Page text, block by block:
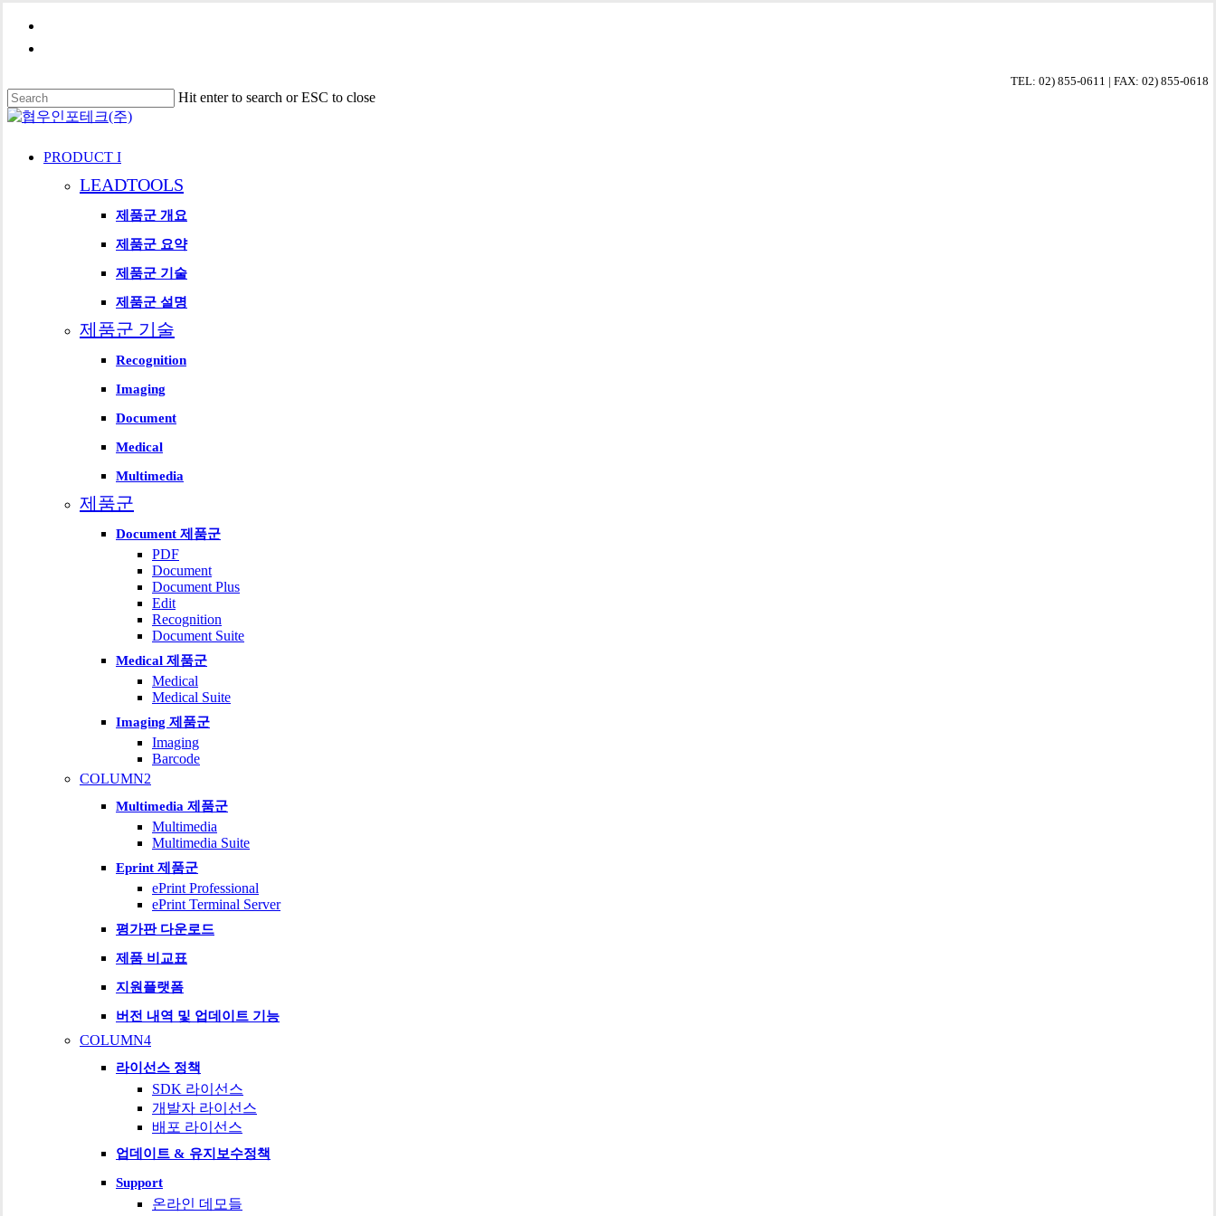
Skip
main
TEL: 02) 855-0611 | FAX: 02) 855-0618
Hit enter to search or ESC to close
Close
PRODUCT I
LEADTOOLS
제품군 개요
제품군 요약
제품군 기술
제품군 설명
제품군 기술
Recognition
Imaging
Document
Medical
Multimedia
제품군
Document 제품군
PDF
Document
Document Plus
Edit
Recognition
Document Suite
Medical 제품군
Medical
Medical Suite
Imaging 제품군
Imaging
Barcode
COLUMN2
Multimedia 제품군
Multimedia
Multimedia Suite
Eprint 제품군
ePrint Professional
ePrint Terminal Server
평가판 다운로드
제품 비교표
지원플랫폼
버전 내역 및 업데이트 기능
COLUMN4
라이선스 정책
SDK 라이선스
개발자 라이선스
배포 라이선스
업데이트 & 유지보수정책
Support
온라인 데모들